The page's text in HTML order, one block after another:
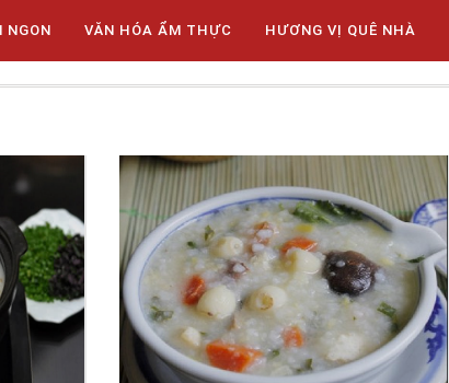
NGON VĂN HÓA ẨM THỰC HƯƠNG VỊ QUÊ NHÀ